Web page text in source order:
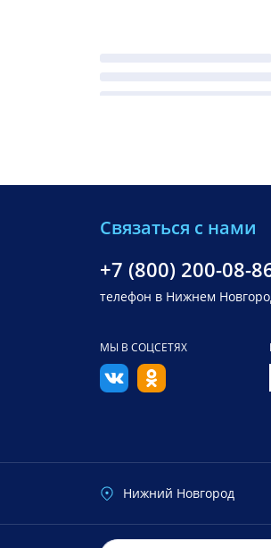
Связаться с нами
+7 (800) 200-08-
телефон в Нижнем
МЫ В СОЦСЕТЯХ
Нижний Новгород